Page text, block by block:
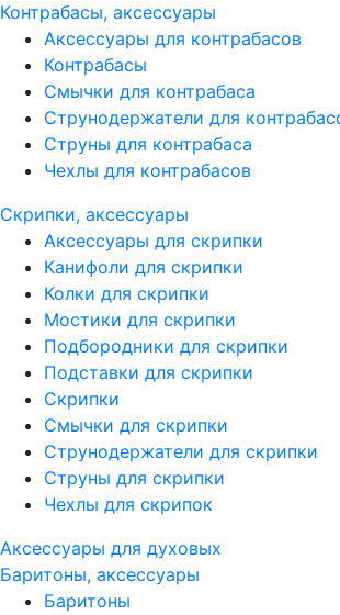
Контрабасы, аксессуары
Аксессуары для контрабасов
Контрабасы
Смычки для контрабаса
Струнодержатели для
Струны для контрабаса
Чехлы для контрабасов
Скрипки, аксессуары
Аксессуары для скрипки
Канифоли для скрипки
Колки для скрипки
Мостики для скрипки
Подбородники для скрипки
Подставки для скрипки
Скрипки
Смычки для скрипки
Струнодержатели для скрипки
Струны для скрипки
Чехлы для скрипок
Аксессуары для духовых
Баритоны, аксессуары
Баритоны